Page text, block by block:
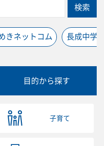
検索
きネットコム 長成中学
目的から探す
子育て